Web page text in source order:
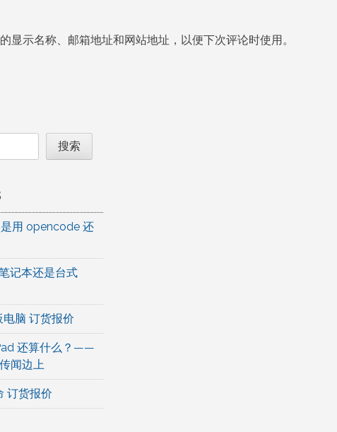
显示名称、邮箱地址和网站地址，以便下次评论时使用。
搜索
用 opencode 还
记本还是台式
脑 订货报价
还算什么？——
闻边上
订货报价